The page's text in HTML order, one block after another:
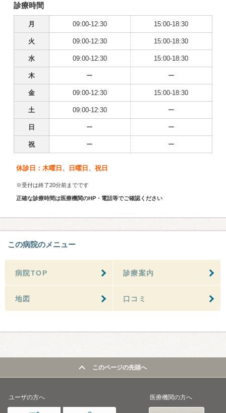
診療時間
月 09:00-12:30 15:00-18:30
火 09:00-12:30 15:00-18:30
水 09:00-12:30 15:00-18:30
木 ー ー
金 09:00-12:30 15:00-18:30
土 09:00-12:30 ー
日 ー ー
祝 ー ー
休診日：木曜日、日曜日、祝日
※受付は終了20分前までです
正確な診療時間は医療機関のHP・電話等でご確認ください
この病院のメニュー
病院TOP 診療案内
地図 口コミ
このページの先頭へ
ユーザの方へ 医療機関の方へ